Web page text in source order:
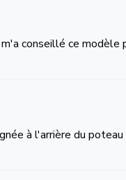
conseillé ce
à l'arrière du